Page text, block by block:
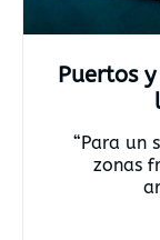
Puertos
“Para un
zonas